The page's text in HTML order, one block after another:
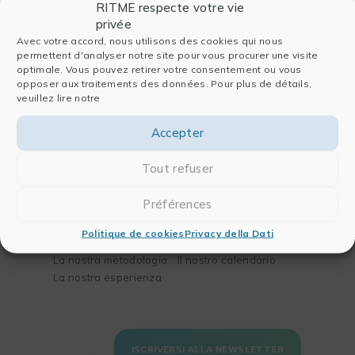
RITME respecte votre vie
privée
Avec votre accord, nous utilisons des cookies qui nous
permettent d'analyser notre site pour vous procurer une visite
optimale. Vous pouvez retirer votre consentement ou vous
opposer aux traitements des données. Pour plus de détails,
veuillez lire notre
Accepter
Tout refuser
Préférences
Politique de cookies Privacy della Dati
Società
Chi siamo
La nostra storia
Il nostro team
Partners
Per l’analisi dei dati
Per la pubblicazione
Per la chimica e la
attività
La nostra metodologia
La nostra esperienza
Formazioni
La nostra missione
Il nostro catalogo
Il nostro calendario
ISCRIVERSI ALLA NEWSLETTER